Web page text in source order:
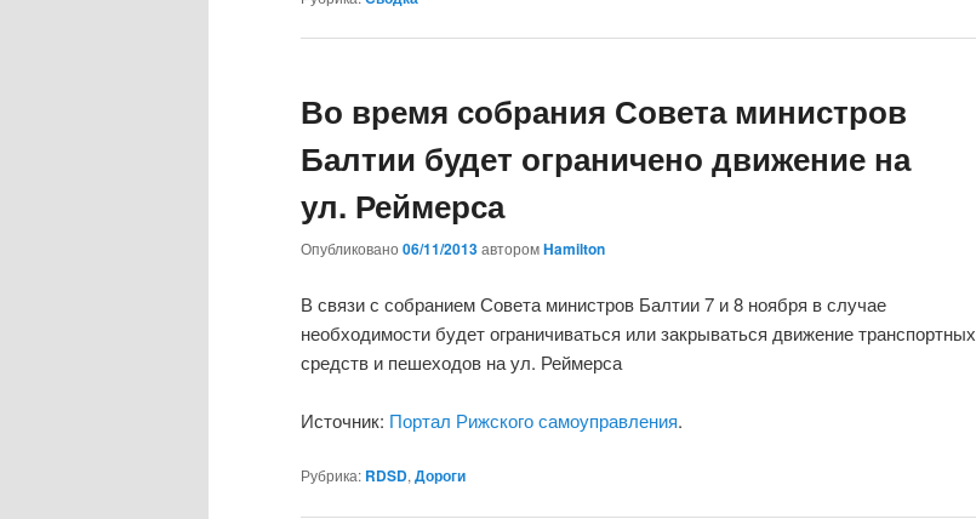
Во время собрания Совета министров
Балтии будет ограничено движение на
ул. Реймерса
Опубликовано 06/11/2013авторомHamilton
В связи с собранием Совета министров Балтии 7 и 8 ноября в случае
необходимости будет ограничиваться или закрываться движение транспортных
средств и пешеходов на ул. Реймерса
Источник: Портал Рижского самоуправления.
Рубрика: RDSD,Дороги